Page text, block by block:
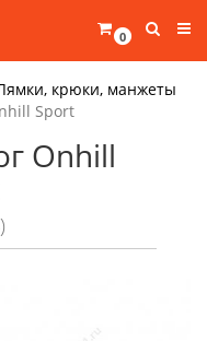
0
крюки, манжеты
Sport
Onhill